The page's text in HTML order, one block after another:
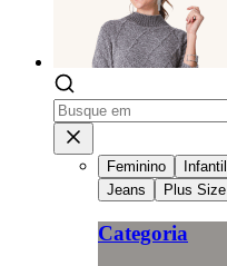
Feminino Infantil
Jeans
Plus Size
Categoria